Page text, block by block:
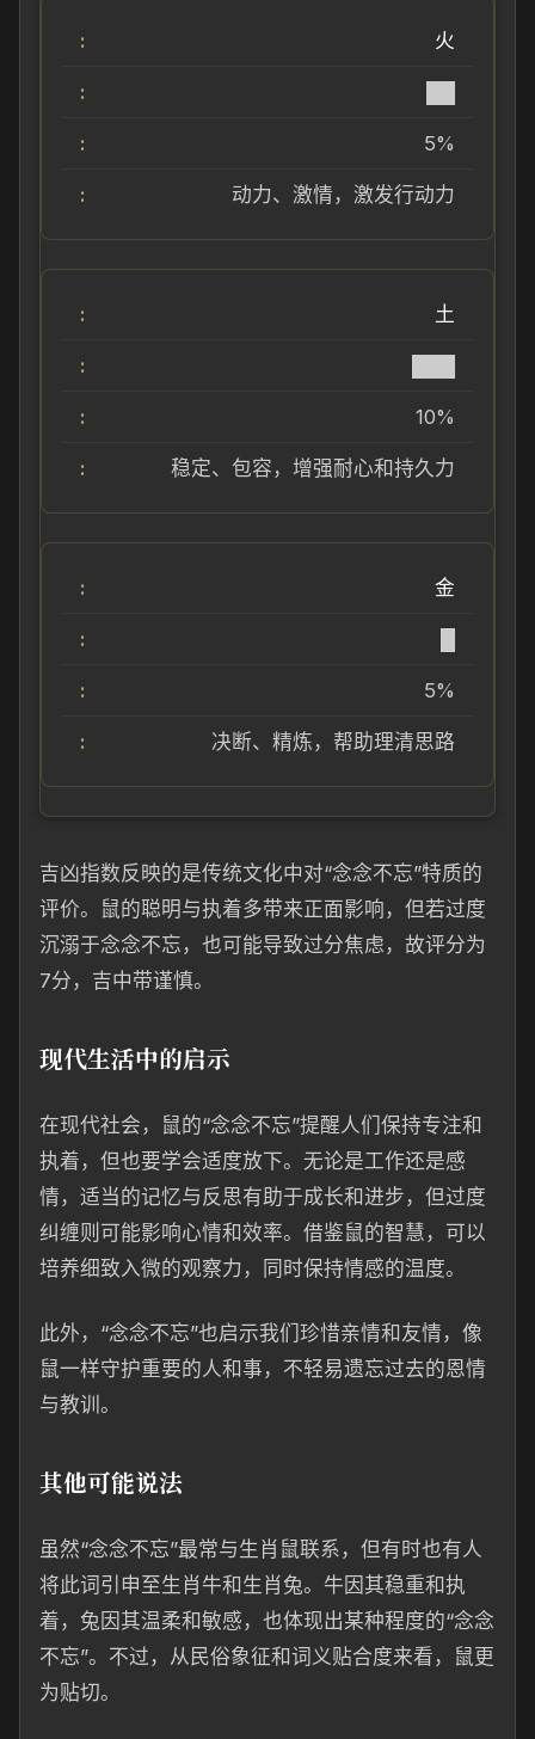
火
5%
动力、激情，激发行动力
土
10%
稳定、包容，增强耐心和持久力
金
5%
决断、精炼，帮助理清思路
吉凶指数反映的是传统文化中对“念念不忘”特质的
评价。鼠的聪明与执着多带来正面影响，但若过度
沉溺于念念不忘，也可能导致过分焦虑，故评分为
7分，吉中带谨慎。
现代生活中的启示
在现代社会，鼠的“念念不忘”提醒人们保持专注和
执着，但也要学会适度放下。无论是工作还是感
情，适当的记忆与反思有助于成长和进步，但过度
纠缠则可能影响心情和效率。借鉴鼠的智慧，可以
培养细致入微的观察力，同时保持情感的温度。
此外，“念念不忘”也启示我们珍惜亲情和友情，像
鼠一样守护重要的人和事，不轻易遗忘过去的恩情
与教训。
其他可能说法
虽然“念念不忘”最常与生肖鼠联系，但有时也有人
将此词引申至生肖牛和生肖兔。牛因其稳重和执
着，兔因其温柔和敏感，也体现出某种程度的“念念
不忘”。不过，从民俗象征和词义贴合度来看，鼠更
为贴切。